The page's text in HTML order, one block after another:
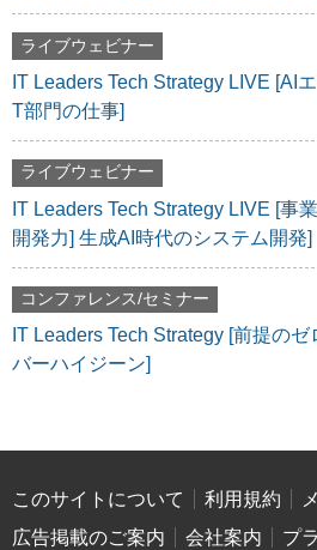
ライブウェビナー
IT Leaders Tech Strategy LIVE [AI
T部門の仕事]
ライブウェビナー
IT Leaders Tech Strategy LIVE [事
開発力] 生成AI時代のシステム開発]
コンファレンス/セミナー
IT Leaders Tech Strategy [前提の
バーハイジーン]
このサイトについて 利用規約
広告掲載のご案内
会社案内
プ